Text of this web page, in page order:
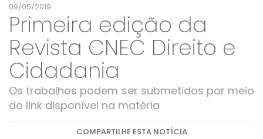
09/05/2019
Primeira edição da
Revista CNEC Direito e
Cidadania
Os trabalhos podem ser submetidos por meio
do link disponível na matéria
COMPARTILHE ESTA NOTÍCIA